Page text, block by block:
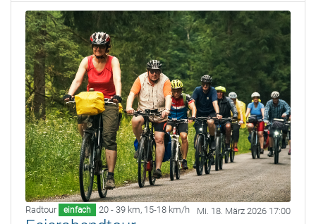
Radtour einfach 20 - 39 km, 15-18 km/h Mi. 18. März 2026 17:00